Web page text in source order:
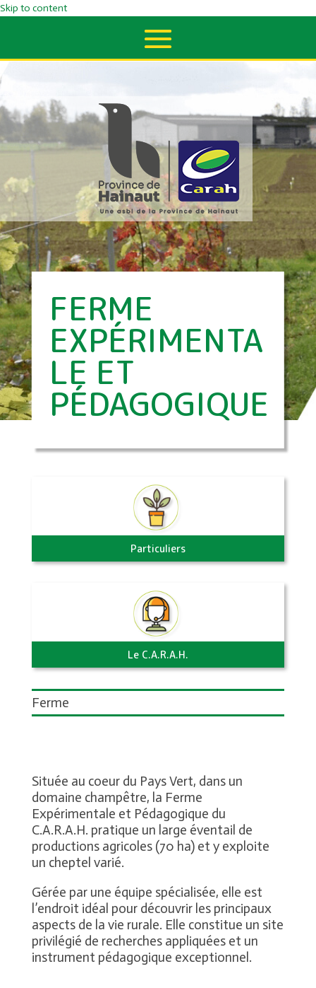
Skip to content
FERME
EXPÉRIMENTA
LE ET
PÉDAGOGIQUE
Particuliers
Le C.A.R.A.H.
Ferme
Située au coeur du Pays Vert, dans un
domaine champêtre, la Ferme
Expérimentale et Pédagogique du
C.A.R.A.H. pratique un large éventail de
productions agricoles (70 ha) et y exploite
un cheptel varié.
Gérée par une équipe spécialisée, elle est
l’endroit idéal pour découvrir les principaux
aspects de la vie rurale. Elle constitue un site
privilégié de recherches appliquées et un
instrument pédagogique exceptionnel.